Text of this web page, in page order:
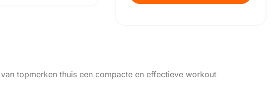
topmerken thuis een compacte en effectieve workout